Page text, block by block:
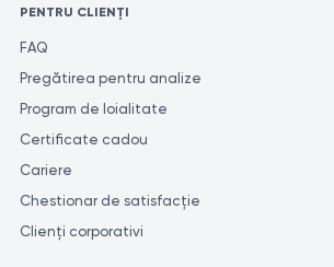
PENTRU CLIENȚI
FAQ
Pregătirea pentru analize
Program de loialitate
Certificate cadou
Cariere
Chestionar de satisfacție
Clienți corporativi